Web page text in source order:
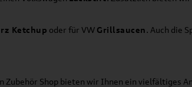
Ketchup oder für VW Grillsaucen. Auch die
Shop bieten wir Ihnen ein vielfältiges